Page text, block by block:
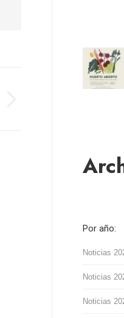
Por año:
Noticias
Noticias
Noticias